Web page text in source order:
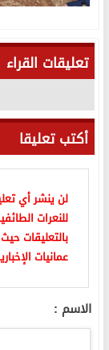
تعليقات القراء
أكتب تعليقا
لن ينشر أي
للنعرات
بالتعليقات
عمانيات
الاسم :